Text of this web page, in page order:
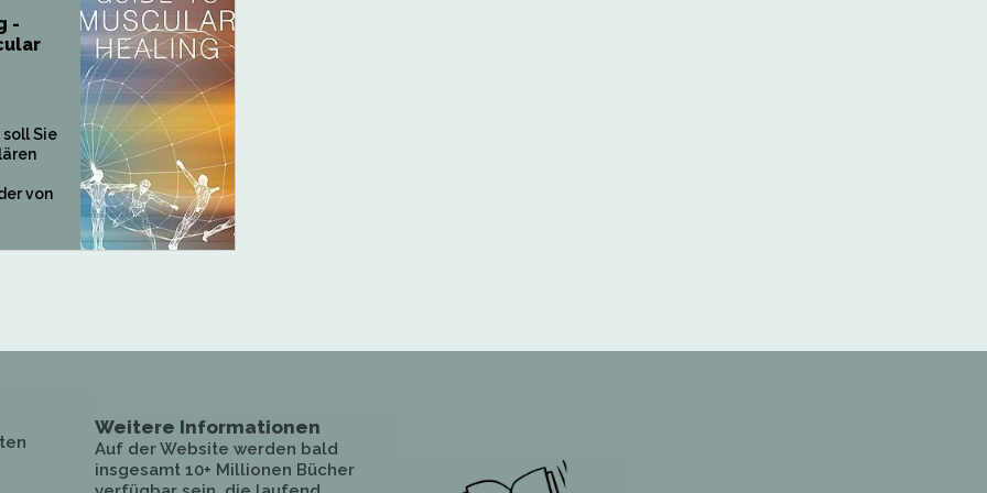
-
Sie
von
Weitere Informationen
Auf der Website werden bald
insgesamt 10+ Millionen Bücher